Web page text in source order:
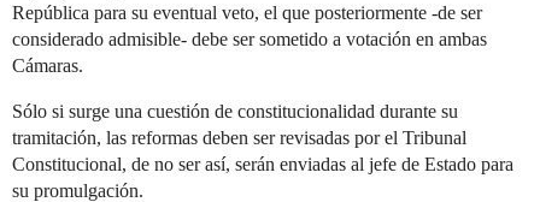
República para su eventual veto, el que posteriormente -de ser
considerado admisible- debe ser sometido a votación en ambas
Cámaras.
Sólo si surge una cuestión de constitucionalidad durante su
tramitación, las reformas deben ser revisadas por el Tribunal
Constitucional, de no ser así, serán enviadas al jefe de Estado para
su promulgación.